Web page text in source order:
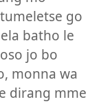
go
batho le
jo bo
monna wa
dirang mme